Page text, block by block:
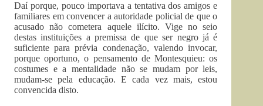
Daí porque, pouco importava a tentativa dos amigos e
familiares em convencer a autoridade policial de que o
acusado não cometera aquele ilícito. Vige no seio
destas instituições a premissa de que ser negro já é
suficiente para prévia condenação, valendo invocar,
porque oportuno, o pensamento de Montesquieu: os
costumes e a mentalidade não se mudam por leis,
mudam-se pela educação. E cada vez mais, estou
convencida disto.